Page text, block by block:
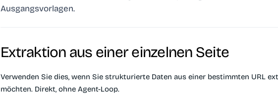
Ausgangsvorlagen.
Extraktion aus einer einzelnen Seite
Verwenden Sie dies, wenn Sie strukturierte Daten aus einer bestimmten URL
möchten. Direkt, ohne Agent-Loop.